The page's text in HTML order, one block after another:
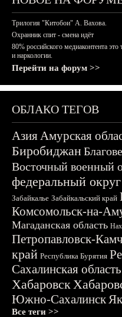
Трилогия "Китобои" А. Вахова.
Охранник спит - смена идёт
80% российского медиаконтента
и наркологии.
Перейти на форум >>
ОБЛАКО ТЕГОВ
АзияАмурская
Биробиджан
Восточный военный
федеральный округ
Забайкалье Забайкальский край
Комсомольск-на-
Магаданская область
Петропавловск-
край Республика Бурятия
Сахалинская область
Хабаровск
Южно-Сахалинск
Все теги >>